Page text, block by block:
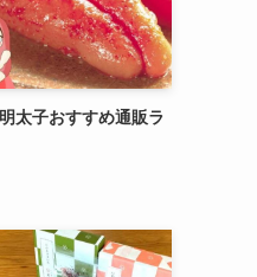
太子おすすめ通販ラ